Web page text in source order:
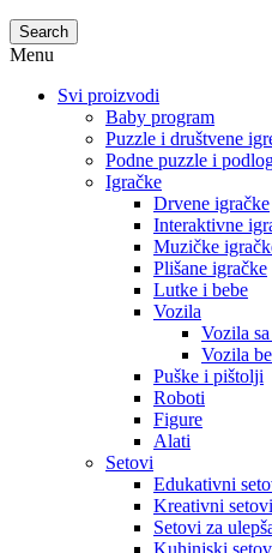
Search
Menu
Svi proizvodi
Baby program
Puzzle i društvene
Podne puzzle i
Igračke
Drvene igračke
Interaktivne
Muzičke
Plišane igračke
Lutke i bebe
Vozila
Vozila
Vozila
Puške i pištolji
Roboti
Figure
Alati
Setovi
Edukativni
Kreativni setovi
Setovi za
Kuhinjski